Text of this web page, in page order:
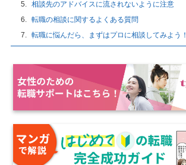
相談先のアドバイスに流されないように注意
転職の相談に関するよくある質問
転職に悩んだら、まずはプロに相談してみよう！